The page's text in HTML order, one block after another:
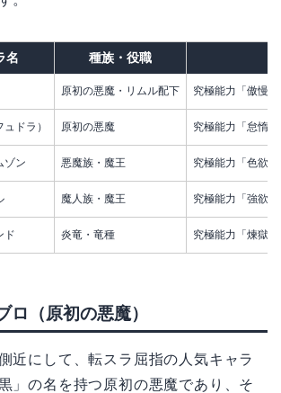
名 種族・役職
原初の悪魔・リムル配下 究極能力「傲慢
ドラ） 原初の悪魔 究極能力「怠惰
ゾン 悪魔族・魔王 究極能力「色欲
魔人族・魔王 究極能力「強欲
ド 炎竜・竜種 究極能力「煉獄
ロ（原初の悪魔）
近にして、転スラ屈指の人気キャラ
」の名を持つ原初の悪魔であり、そ